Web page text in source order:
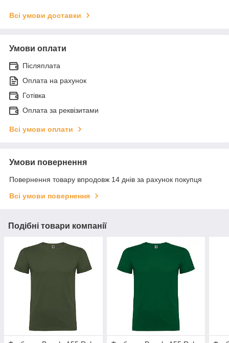
Всі умови доставки
Умови оплати
Післяплата
Оплата на рахунок
Готівка
Оплата за реквізитами
Всі умови оплати
Умови повернення
Повернення товару впродовж 14 днів за рахунок покупця
Всі умови повернення
Подібні товари компанії